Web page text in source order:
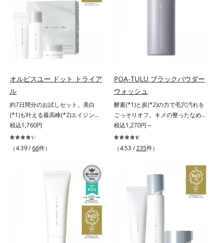
オルビスユー ドット トライア
ル
約7日間分のお試しセット。美白
(*1)も叶える最高峰(*2)エイジング
ケア(*3)。ハリも透明感(*4)も結果
主義。年齢サイン(*5)の因子に着目
した肌科学エイジングケア(*3)シリ
ズは、年齢による肌悩み一つ一つを
対処するのではなく、肌で起きてい
ることの根本原因に着目。加齢とと
もに現れる年齢サイン(*5)について
研究を進めたところ、弾力感のない
状態である「ハリのなさ」や、くす
み(*6)などが現れている状態である
「透明感のなさ」が現れることで大
税込1,760円
（4.39 / 66件）
POA-TULU ブラックパウダー
ウォッシュ
酵素(*1)と炭(*2)の力で毛穴汚れを
ごっそりオフ。キメの整ったなめら
か肌へ。酵素(*1)と炭(*2)の力で毛
穴汚れをしっかり落とす、パウダー
タイプの酵素洗顔料です。皮脂やた
ると、毛穴に詰まって毛穴の開き＆
目立ちの原因に。普段の洗顔(*3)で
は落としにくい汚れは、酵素洗顔料
で落としましょう。3種の酵素がた
が無数の毛穴に入り込み、溶けた汚
れをパワフルに吸着してすっきり落
とします。さらに浸透型ビタミンC
税込1,270円～
（4.53 /235件）